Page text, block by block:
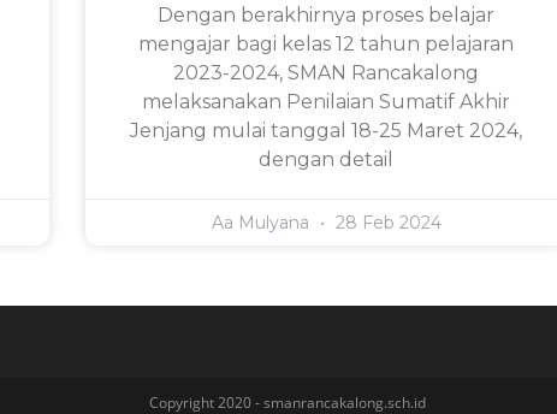
Dengan berakhirnya proses belajar
mengajar bagi kelas 12 tahun pelajaran
2023-2024, SMAN Rancakalong
melaksanakan Penilaian Sumatif Akhir
Jenjang mulai tanggal 18-25 Maret 2024,
dengan detail
Aa Mulyana 28 Feb 2024
Copyright 2020 - smanrancakalong.sch.id